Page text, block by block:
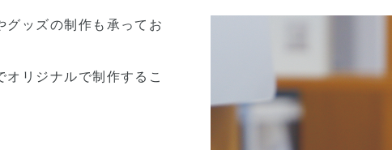
グッズの制作も承ってお
リジナルで制作するこ